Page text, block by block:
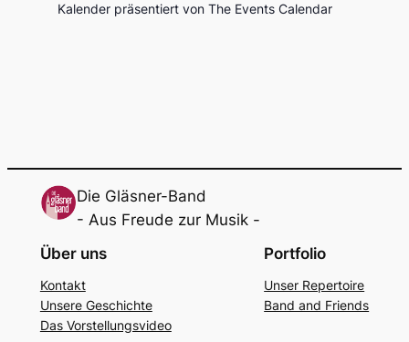
Kalender präsentiert vonThe Events Calendar
Die Gläsner-Band
- Aus Freude zur Musik -
Über uns
Kon­takt
Unse­re Geschich­te
Das Vor­stel­lungs­vi­deo
Portfolio
Unser Reper­toire
Band and Fri­ends